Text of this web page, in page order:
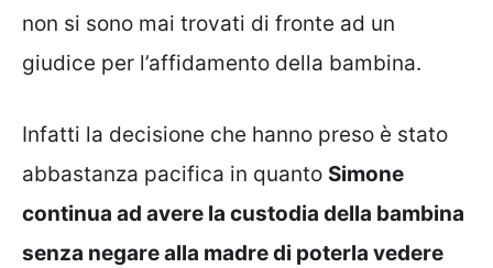
non si sono mai trovati di fronte ad un
giudice per l’affidamento della bambina.
Infatti la decisione che hanno preso è stato
abbastanza pacifica in quanto Simone
continua ad avere la custodia della bambina
senza negare alla madre di poterla vedere